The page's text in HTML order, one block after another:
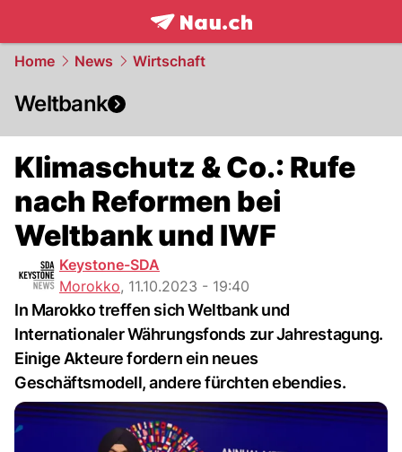
frontpage.NAU.ch
Home News Wirtschaft
Weltbank
Klimaschutz & Co.: Rufe
nach Reformen bei
Weltbank und IWF
Keystone-SDA
Morokko, 11.10.2023 - 19:40
In Marokko treffen sich Weltbank und
Internationaler Währungsfonds zur Jahrestagung.
Einige Akteure fordern ein neues
Geschäftsmodell, andere fürchten ebendies.